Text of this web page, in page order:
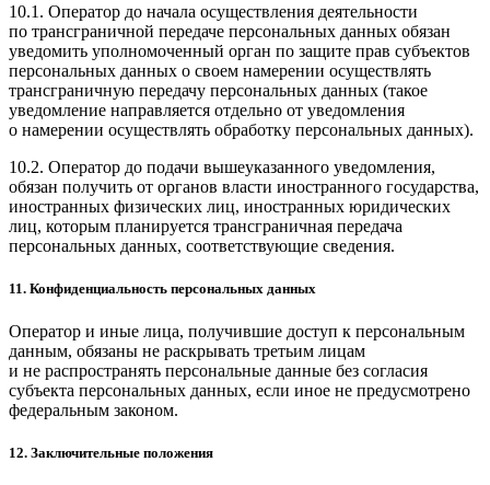
10.1. Оператор до начала осуществления деятельности
по трансграничной передаче персональных данных обязан
уведомить уполномоченный орган по защите прав субъектов
персональных данных о своем намерении осуществлять
трансграничную передачу персональных данных (такое
уведомление направляется отдельно от уведомления
о намерении осуществлять обработку персональных данных).
10.2. Оператор до подачи вышеуказанного уведомления,
обязан получить от органов власти иностранного государства,
иностранных физических лиц, иностранных юридических
лиц, которым планируется трансграничная передача
персональных данных, соответствующие сведения.
11. Конфиденциальность персональных данных
Оператор и иные лица, получившие доступ к персональным
данным, обязаны не раскрывать третьим лицам
и не распространять персональные данные без согласия
субъекта персональных данных, если иное не предусмотрено
федеральным законом.
12. Заключительные положения